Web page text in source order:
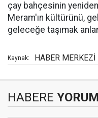
çay bahçesinin
Meram'ın kültürünü,
geleceğe taşımak
Kaynak: HABER MERKEZİ
HABERE